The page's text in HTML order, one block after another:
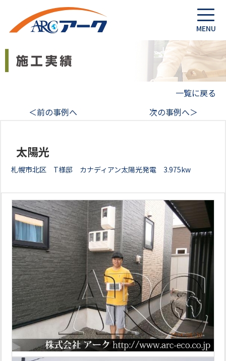
一覧に戻る
＜前の事例へ
次の事例へ＞
太陽光
札幌市北区 T様邸 カナディアン太陽光発電 3.975kw